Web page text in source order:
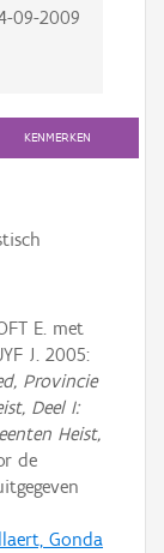
09-2009
KENMERKEN
E. met
J. 2005:
Provincie
Deel I:
Heist,
de
Gonda